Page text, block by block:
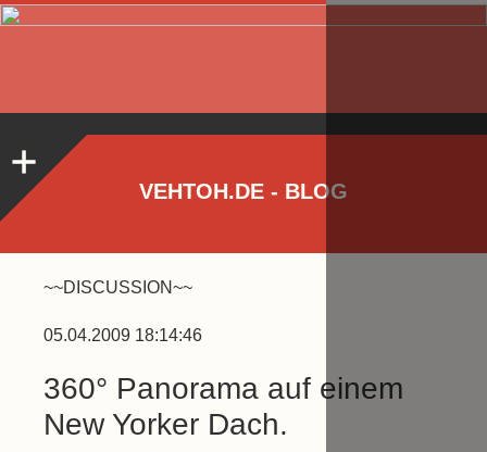
VEHTOH.DE - BLOG
~~DISCUSSION~~
05.04.2009 18:14:46
360° Panorama auf einem
New Yorker Dach.